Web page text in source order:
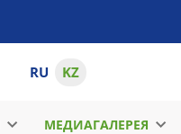
RU KZ
МЕДИАГАЛЕРЕЯ